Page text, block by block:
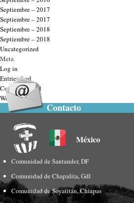
Septiembre – 2017
Septiembre – 2017
Septiembre – 2018
Septiembre – 2018
Uncategorized
Meta
Log in
Entries feed
Comments feed
WordPress.org
Contacto
México
Comunidad de Santander, DF
Comunidad de Chapalita, Gdl
Comunidad de Soyatitán, Chiapas